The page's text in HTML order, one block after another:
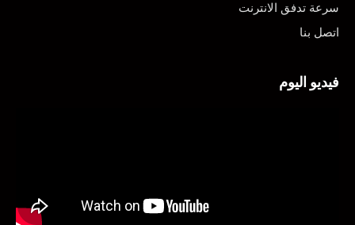
سرعة تدفق الانترنت
اتصل بنا
فيديو اليوم